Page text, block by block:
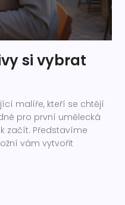
si vybrat
malíře, kteří se chtějí
pro první umělecká
začít. Představíme
vám vytvořit